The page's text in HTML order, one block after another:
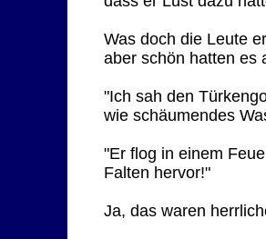
Was doch die Leute
aber schön hatten es
"Ich sah den
wie schäumendes
"Er flog in einem
Falten hervor!"
Ja, das waren